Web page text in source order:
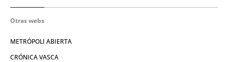
Otras webs
METRÓPOLI ABIERTA
CRÓNICA VASCA